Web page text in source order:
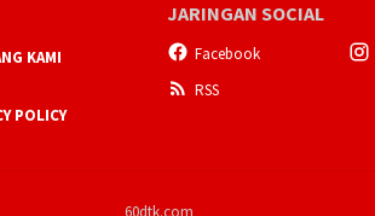
KAMI
POLICY
JARINGAN SOCIAL
Facebook
RSS
60dtk.com